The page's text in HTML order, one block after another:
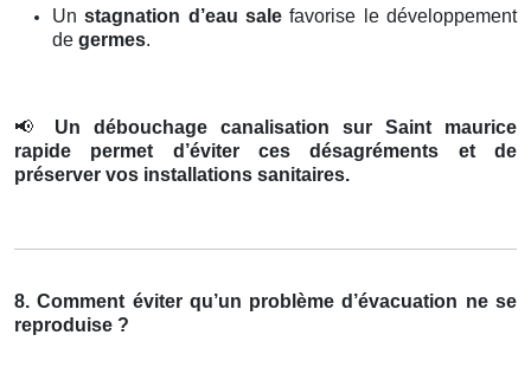
Unstagnation d’eau sale favorise le développement
de germes.
📢
Un débouchage canalisation sur Saint maurice
rapide permet d’éviter ces désagréments et de
préserver vos installations sanitaires.
8. Comment éviter qu’un problème d’évacuation ne se
reproduise ?